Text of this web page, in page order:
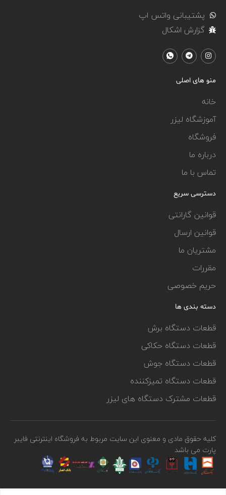
پشتیبانی واتس اپ
گزارش اشکال
منو های اصلی
خانه
آموزشگاه لیزر
فروشگاه
درباره ما
تماس با ما
دسترسی سریع
قوانین گارانتی
قوانین ارسال
مشتریان ما
مقررات
حریم خصوصی
دسته بندی ها
قطعات دستگاه برش
قطعات دستگاه حکاکی
قطعات دستگاه جوش
قطعات دستگاه تمیزکننده
قطعات مشترک دستگاه های لیزر
کلیه حقوق مادی و معنوی این سایت مربوط به فروشگاه اینترنتی فایبر
پارت می باشد